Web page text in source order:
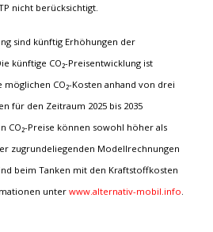
nicht berücksichtigt.
sind künftig Erhöhungen der
künftige CO₂-Preisentwicklung ist
CO₂-Kosten anhand von drei
für den Zeitraum 2025 bis 2035
CO₂-Preise können sowohl höher als
zugrundeliegenden Modellrechnungen
beim Tanken mit den Kraftstoffkosten
unter www.alternativ-mobil.info